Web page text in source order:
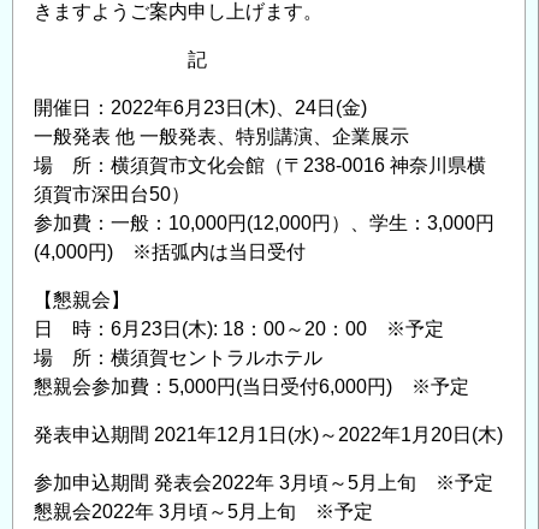
きますようご案内申し上げます。
記
開催日：2022年6月23日(木)、24日(金)
一般発表 他 一般発表、特別講演、企業展示
場 所：横須賀市文化会館（〒238-0016 神奈川県横
須賀市深田台50）
参加費：一般：10,000円(12,000円）、学生：3,000円
(4,000円) ※括弧内は当日受付
【懇親会】
日 時：6月23日(木): 18：00～20：00 ※予定
場 所：横須賀セントラルホテル
懇親会参加費：5,000円(当日受付6,000円) ※予定
発表申込期間 2021年12月1日(水)～2022年1月20日(木)
参加申込期間 発表会2022年 3月頃～5月上旬 ※予定
懇親会2022年 3月頃～5月上旬 ※予定